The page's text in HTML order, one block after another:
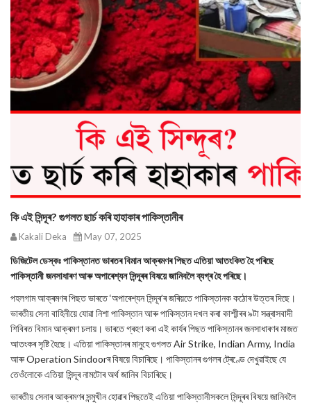
কি এই সিন্দূৰ? গুগলত ছাৰ্চ কৰি হাহাকাৰ পাকিস্তানীৰ
Kakali Deka May 07, 2025
ডিজিটেল ডেস্কঃ পাকিস্তানত ভাৰতৰ বিমান আক্ৰমণৰ পিছত এতিয়া আতংকিত হৈ পৰিছে
পাকিস্তানী জনসাধাৰণ আৰু অপাৰেশ্যন সিন্দূৰৰ বিষয়ে জানিবলৈ ব্যগ্ৰ হৈ পৰিছে।
পহলগাম আক্ৰমণৰ পিছত ভাৰতে ‘অপাৰেশ্যন সিন্দূৰ’ৰ জৰিয়তে পাকিস্তানক কঠোৰ উত্তৰ দিছে।
ভাৰতীয় সেনা বাহিনীয়ে যোৱা নিশা পাকিস্তান আৰু পাকিস্তান দখল কৰা কাশ্মীৰৰ ৯টা সন্ত্ৰাসবাদী
শিবিৰত বিমান আক্ৰমণ চলায়। ভাৰতে গ্ৰহণ কৰা এই কাৰ্যৰ পিছত পাকিস্তানৰ জনসাধাৰণৰ মাজত
আতংকৰ সৃষ্টি হৈছে। এতিয়া পাকিস্তানৰ মানুহে গুগলত Air Strike, Indian Army, India
আৰু Operation Sindoorৰ বিষয়ে বিচাৰিছে। পাকিস্তানৰ গুগলৰ ট্ৰেণ্ডে দেখুৱাইছে যে
তেওঁলোকে এতিয়া সিন্দূৰ নামটোৰ অৰ্থ জানিব বিচাৰিছে।
ভাৰতীয় সেনাৰ আক্ৰমণৰ সন্মুখীন হোৱাৰ পিছতেই এতিয়া পাকিস্তানীসকলে সিন্দূৰৰ বিষয়ে জানিবলৈ